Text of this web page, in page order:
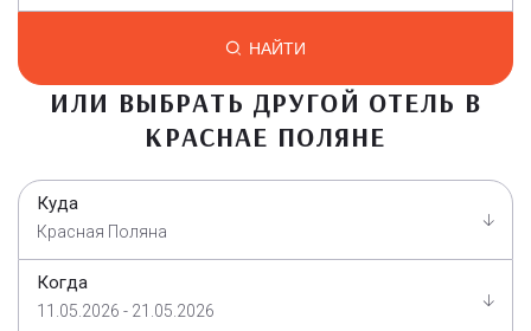
НАЙТИ
ИЛИ ВЫБРАТЬ ДРУГОЙ ОТЕЛЬ В
КРАСНАЕ ПОЛЯНЕ
Куда
Красная Поляна
Когда
11.05.2026 - 21.05.2026